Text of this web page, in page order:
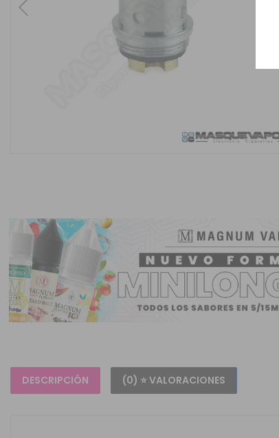
Previous
DESCRIPCIÓN (0) ⭐ VALORACIONES